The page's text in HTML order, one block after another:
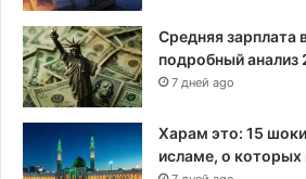
с
с
-
т
е
с
о
Средняя зарплата
подробный анализ
7 дней ago
Харам это: 15
исламе, о которых